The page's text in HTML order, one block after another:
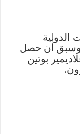
الدولية
وسبق أن حصل
بوتين